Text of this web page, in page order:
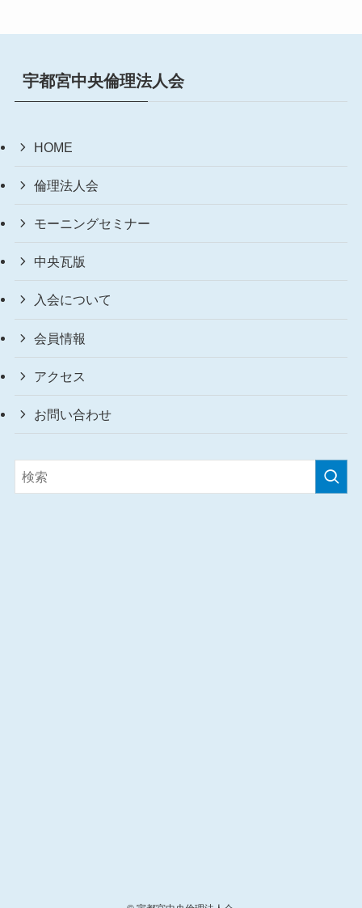
宇都宮中央倫理法人会
HOME
倫理法人会
モーニングセミナー
中央瓦版
入会について
会員情報
アクセス
お問い合わせ